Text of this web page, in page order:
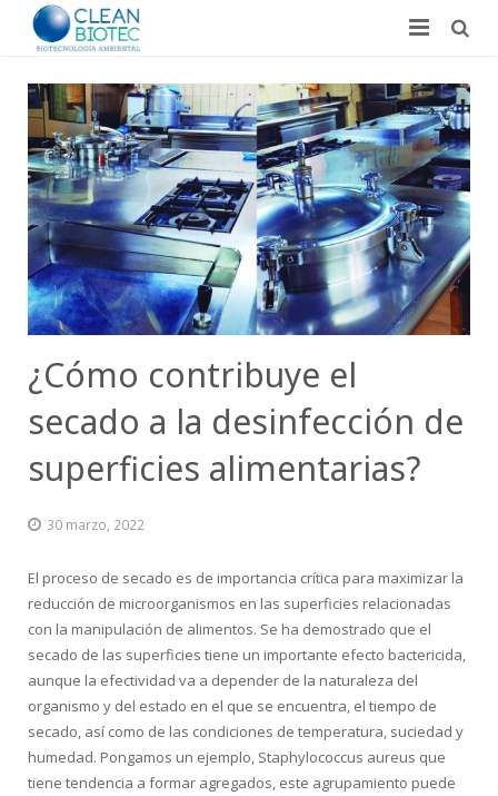
Inicio
Quiénes somos
Investigación
Laboratorio
Blog
Contacto
Español
¿Cómo contribuye el
secado a la desinfección de
superficies alimentarias?
30 marzo, 2022
El proceso de secado es de importancia crítica para maximizar la
reducción de microorganismos en las superficies relacionadas
con la manipulación de alimentos. Se ha demostrado que el
secado de las superficies tiene un importante efecto bactericida,
aunque la efectividad va a depender de la naturaleza del
organismo y del estado en el que se encuentra, el tiempo de
secado, así como de las condiciones de temperatura, suciedad y
humedad. Pongamos un ejemplo, Staphylococcus aureus que
tiene tendencia a formar agregados, este agrupamiento puede